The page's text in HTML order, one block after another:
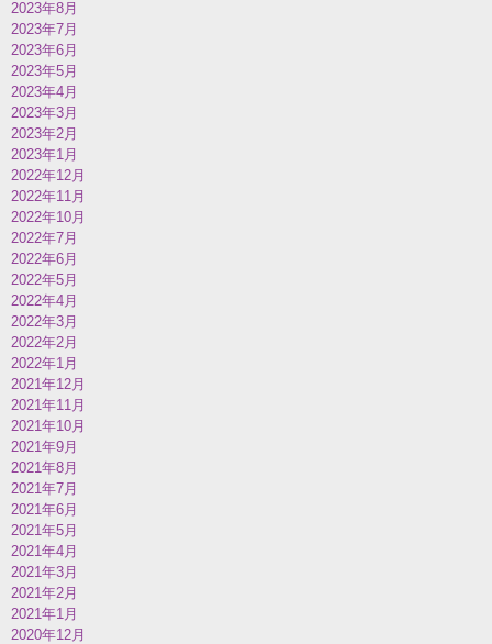
2023年8月
2023年7月
2023年6月
2023年5月
2023年4月
2023年3月
2023年2月
2023年1月
2022年12月
2022年11月
2022年10月
2022年7月
2022年6月
2022年5月
2022年4月
2022年3月
2022年2月
2022年1月
2021年12月
2021年11月
2021年10月
2021年9月
2021年8月
2021年7月
2021年6月
2021年5月
2021年4月
2021年3月
2021年2月
2021年1月
2020年12月